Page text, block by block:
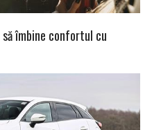
să îmbine confortul cu